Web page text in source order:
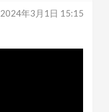
2024年3月1日 15:15